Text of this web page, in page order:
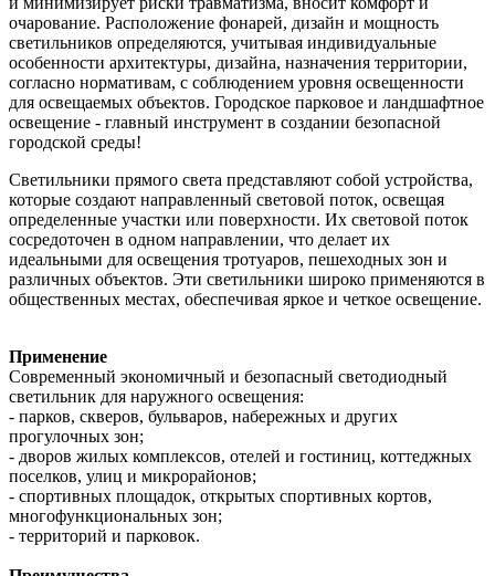
очарование. Расположение фонарей, дизайн и мощность
светильников определяются, учитывая индивидуальные
особенности архитектуры, дизайна, назначения территории,
согласно нормативам, с соблюдением уровня освещенности
для освещаемых объектов. Городское парковое и ландшафтное
освещение - главный инструмент в создании безопасной
городской среды!
Светильники прямого света представляют собой устройства,
которые создают направленный световой поток, освещая
определенные участки или поверхности. Их световой поток
сосредоточен в одном направлении, что делает их
идеальными для освещения тротуаров, пешеходных зон и
различных объектов. Эти светильники широко применяются в
общественных местах, обеспечивая яркое и четкое освещение.
Применение
Современный экономичный и безопасный светодиодный
светильник для наружного освещения:
- парков, скверов, бульваров, набережных и других
прогулочных зон;
- дворов жилых комплексов, отелей и гостиниц, коттеджных
поселков, улиц и микрорайонов;
- спортивных площадок, открытых спортивных кортов,
многофункциональных зон;
- территорий и парковок.